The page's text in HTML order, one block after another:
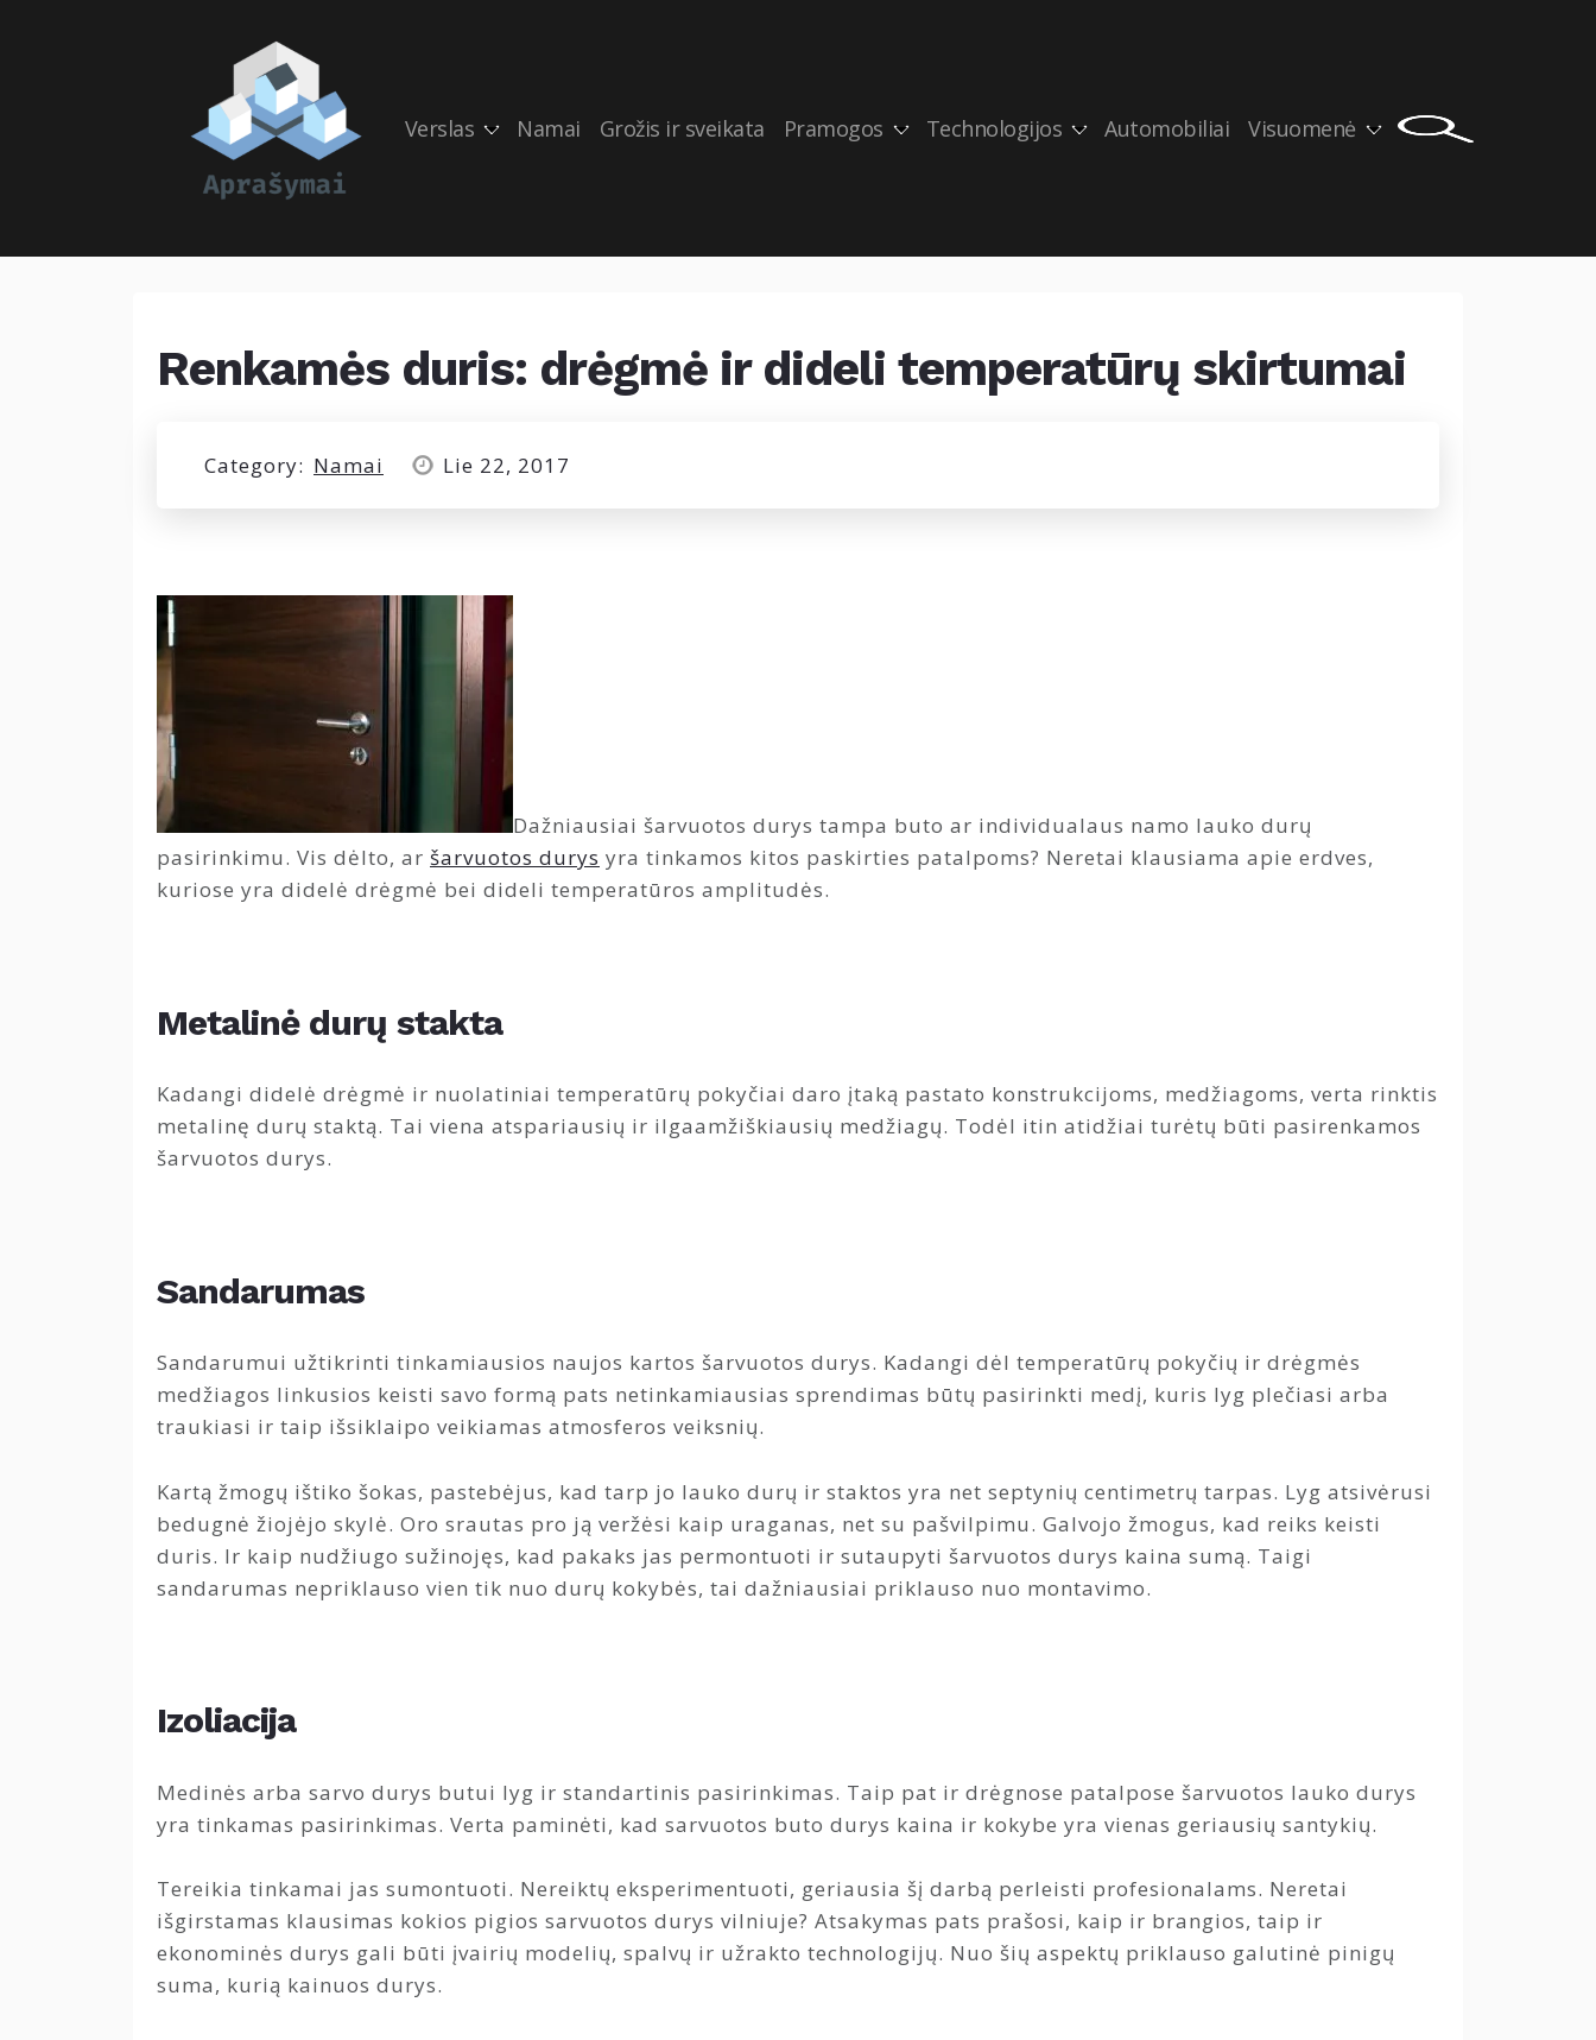
Verslas Namai Grožis ir sveikata Pramogos Technologijos Automobiliai Visuomenė
Renkamės duris: drėgmė ir dideli temperatūrų skirtumai
Category: Namai Lie 22, 2017
Dažniausiai šarvuotos durys tampa buto ar individualaus namo lauko durų
pasirinkimu. Vis dėlto, ar šarvuotos durys yra tinkamos kitos paskirties patalpoms? Neretai klausiama apie erdves,
kuriose yra didelė drėgmė bei dideli temperatūros amplitudės.
Metalinė durų stakta
Kadangi didelė drėgmė ir nuolatiniai temperatūrų pokyčiai daro įtaką pastato konstrukcijoms, medžiagoms, verta rinktis
metalinę durų staktą. Tai viena atspariausių ir ilgaamžiškiausių medžiagų. Todėl itin atidžiai turėtų būti pasirenkamos
šarvuotos durys.
Sandarumas
Sandarumui užtikrinti tinkamiausios naujos kartos šarvuotos durys. Kadangi dėl temperatūrų pokyčių ir drėgmės
medžiagos linkusios keisti savo formą pats netinkamiausias sprendimas būtų pasirinkti medį, kuris lyg plečiasi arba
traukiasi ir taip išsiklaipo veikiamas atmosferos veiksnių.
Kartą žmogų ištiko šokas, pastebėjus, kad tarp jo lauko durų ir staktos yra net septynių centimetrų tarpas. Lyg atsivėrusi
bedugnė žiojėjo skylė. Oro srautas pro ją veržėsi kaip uraganas, net su pašvilpimu. Galvojo žmogus, kad reiks keisti
duris. Ir kaip nudžiugo sužinojęs, kad pakaks jas permontuoti ir sutaupyti šarvuotos durys kaina sumą. Taigi
sandarumas nepriklauso vien tik nuo durų kokybės, tai dažniausiai priklauso nuo montavimo.
Izoliacija
Medinės arba sarvo durys butui lyg ir standartinis pasirinkimas. Taip pat ir drėgnose patalpose šarvuotos lauko durys
yra tinkamas pasirinkimas. Verta paminėti, kad sarvuotos buto durys kaina ir kokybe yra vienas geriausių santykių.
Tereikia tinkamai jas sumontuoti. Nereiktų eksperimentuoti, geriausia šį darbą perleisti profesionalams. Neretai
išgirstamas klausimas kokios pigios sarvuotos durys vilniuje? Atsakymas pats prašosi, kaip ir brangios, taip ir
ekonominės durys gali būti įvairių modelių, spalvų ir užrakto technologijų. Nuo šių aspektų priklauso galutinė pinigų
suma, kurią kainuos durys.